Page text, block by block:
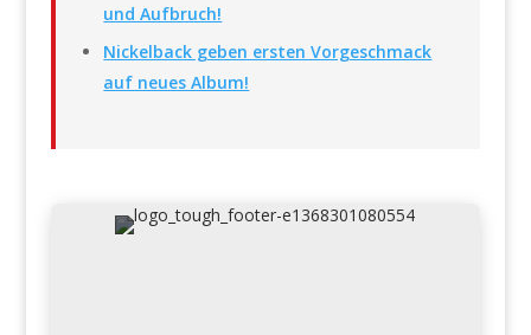
und Aufbruch!
Nickelback geben ersten Vorgeschmack
auf neues Album!